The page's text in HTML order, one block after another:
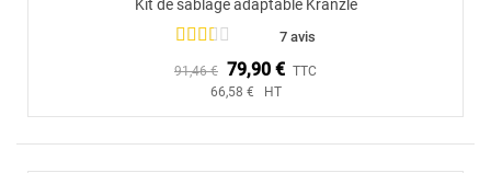
Kit de sablage adaptable Kranzle
7 avis
91,46 € 79,90 € TTC
66,58 € HT